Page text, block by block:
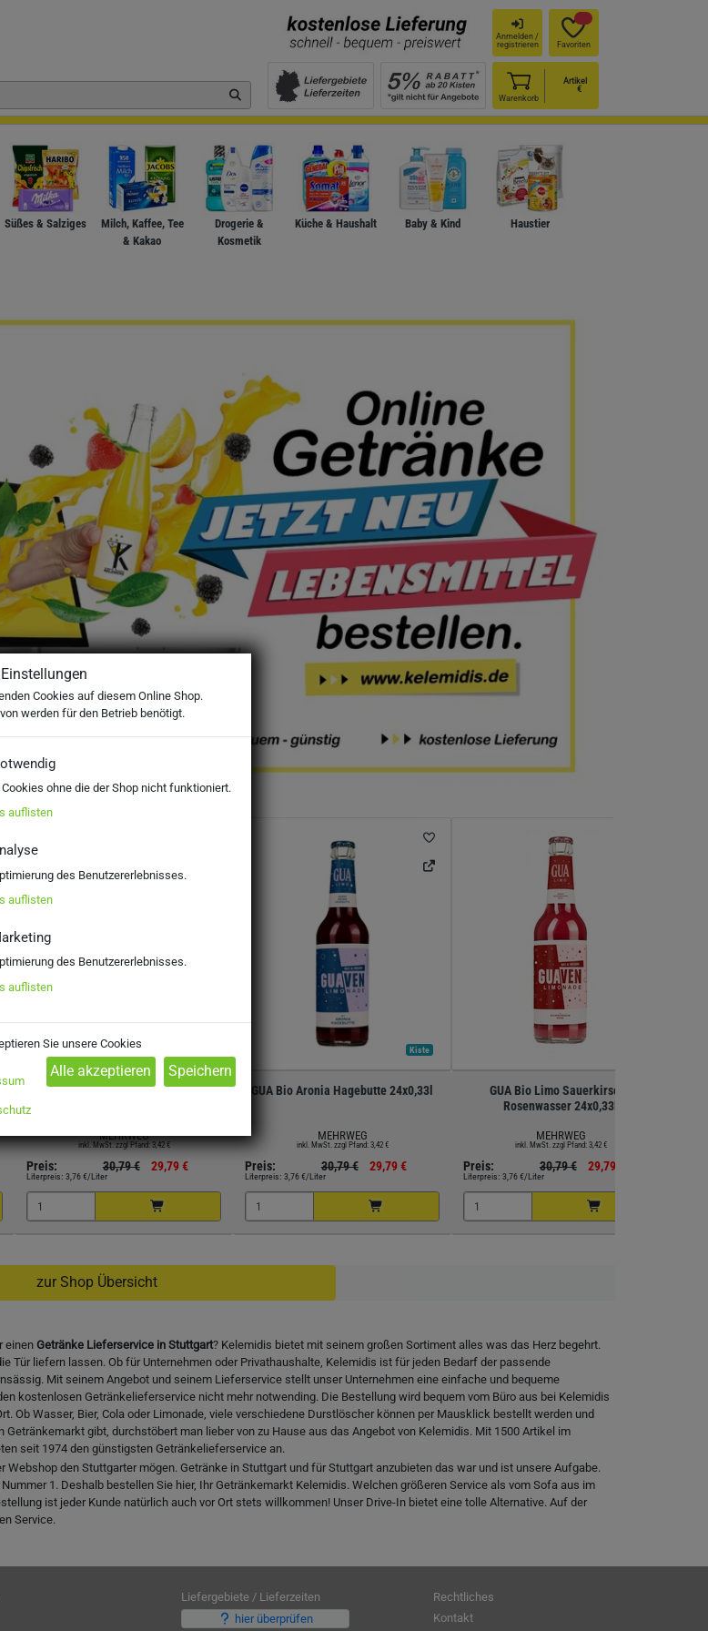
Anmelden /
registrieren
Favoriten
Warenkorb
Artikel
€
Süßes & Salziges
Milch, Kaffee, Tee
& Kakao
Drogerie &
Kosmetik
Küche & Haushalt Baby & Kind Haustier
GUA Limo Yuzu 24x0,33l
MEHRWEG
inkl. MwSt. zzgl Pfand: 3,42 €
Preis: 30,79 € 29,79 €
Literpreis: 3,76 €/Liter
Kiste
GUA Bio Aronia Hagebutte 24x0,33l
MEHRWEG
inkl. MwSt. zzgl Pfand: 3,42 €
Preis: 30,79 € 29,79 €
Literpreis: 3,76 €/Liter
GUA Bio Limo Sauerkirsche
Rosenwasser 24x0,33l
MEHRWEG
inkl. MwSt. zzgl Pfand: 3,42 €
Preis: 30,79 € 29,79 €
Literpreis: 3,76 €/Liter
zur Shop Übersicht
einen Getränke Lieferservice in Stuttgart? Kelemidis bietet mit seinem großen Sortiment alles was das Herz begehrt.
Tür liefern lassen. Ob für Unternehmen oder Privathaushalte, Kelemidis ist für jeden Bedarf der passende
Mit seinem Angebot und seinem Lieferservice stellt unser Unternehmen eine einfache und bequeme
kostenlosen Getränkelieferservice nicht mehr notwending. Die Bestellung wird bequem vom Büro aus bei Kelemidis
Wasser, Bier, Cola oder Limonade, viele verschiedene Durstlöscher können per Mausklick bestellt werden und
gibt, durchstöbert man lieber von zu Hause aus das Angebot von Kelemidis. Mit 1500 Artikel im
seit 1974 den günstigsten Getränkelieferservice an.
den Stuttgarter mögen. Getränke in Stuttgart und für Stuttgart anzubieten das war und ist unsere Aufgabe.
1. Deshalb bestellen Sie hier, Ihr Getränkemarkt Kelemidis. Welchen größeren Service als vom Sofa aus im
ist jeder Kunde natürlich auch vor Ort stets willkommen! Unser Drive-In bietet eine tolle Alternative. Auf der
Service.
Liefergebiete / Lieferzeiten
hier überprüfen
Rechtliches
Kontakt
Cookies auf diesem Online Shop.
werden für den Betrieb benötigt.
ohne die der Shop nicht funktioniert.
auflisten
des Benutzererlebnisses.
auflisten
des Benutzererlebnisses.
auflisten
Sie unsere Cookies